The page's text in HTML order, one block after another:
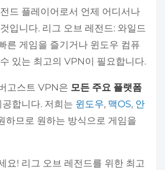
드 플레이어로서 언제 어디서나
입니다. 리그 오브 레전드: 와일드
른 게임을 즐기거나 윈도우 컴퓨
있는 최고의 VPN이 필요합니다.
고스트 VPN은 모든 주요 플랫폼
공합니다. 저희는 윈도우, 맥OS, 안
하므로 원하는 방식으로 게임을
요! 리그 오브 레전드를 위한 최고